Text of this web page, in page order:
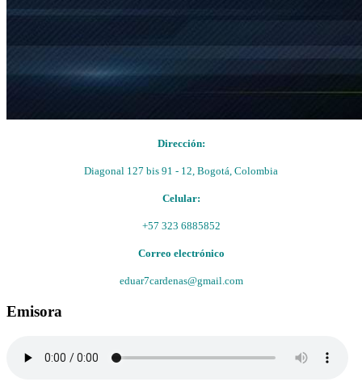
Dirección:
Diagonal 127 bis 91 - 12, Bogotá, Colombia
Celular:
+57 323 6885852
Correo electrónico
eduar7cardenas@gmail.com
Emisora